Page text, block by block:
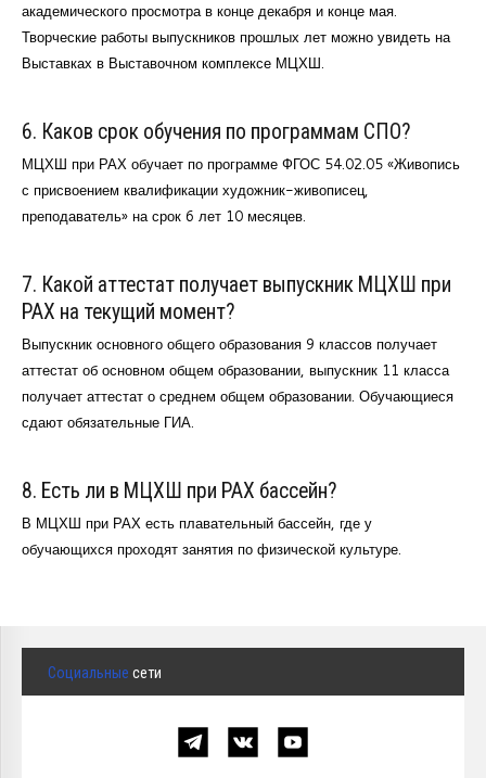
академического просмотра в конце декабря и конце мая.
Творческие работы выпускников прошлых лет можно увидеть на
Выставках в Выставочном комплексе МЦХШ.
6. Каков срок обучения по программам СПО?
МЦХШ при РАХ обучает по программе ФГОС 54.02.05 «Живопись
с присвоением квалификации художник-живописец,
преподаватель» на срок 6 лет 10 месяцев.
7. Какой аттестат получает выпускник МЦХШ при
РАХ на текущий момент?
Выпускник основного общего образования 9 классов получает
аттестат об основном общем образовании, выпускник 11 класса
получает аттестат о среднем общем образовании. Обучающиеся
сдают обязательные ГИА.
8. Есть ли в МЦХШ при РАХ бассейн?
В МЦХШ при РАХ есть плавательный бассейн, где у
обучающихся проходят занятия по физической культуре.
Социальные сети